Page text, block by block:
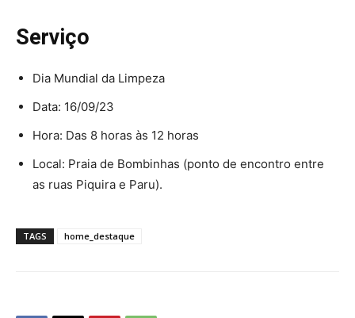
Serviço
Dia Mundial da Limpeza
Data: 16/09/23
Hora: Das 8 horas às 12 horas
Local: Praia de Bombinhas (ponto de encontro entre
as ruas Piquira e Paru).
TAGS home_destaque